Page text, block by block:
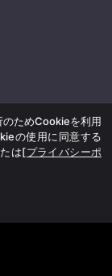
のためCookieを利用
の使用に同意する
は[プライバシーポ